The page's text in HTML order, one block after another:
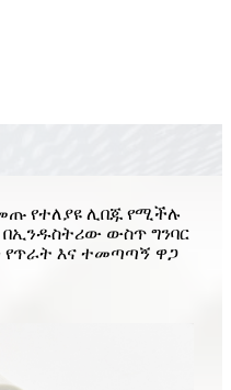
የተለያዩ ሊበጁ የሚችሉ
ውስጥ ግንባር
እና ተመጣጣኝ ዋጋ